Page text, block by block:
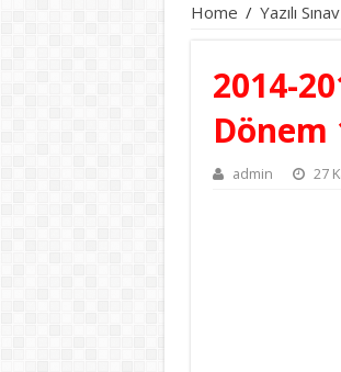
Home / Yazılı
2014-
Dönem
admin 27